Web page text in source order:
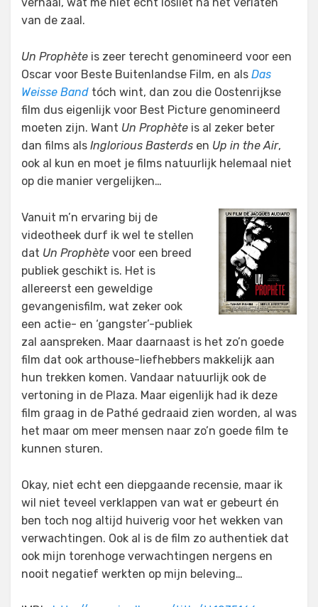
van de zaal.
Un Prophète is zeer terecht genomineerd voor een
Oscar voor Beste Buitenlandse Film, en als Das
Weisse Band tóch wint, dan zou die Oostenrijkse
film dus eigenlijk voor Best Picture genomineerd
moeten zijn. Want Un Prophète is al zeker beter
dan films als Inglorious Basterds en Up in the Air,
ook al kun en moet je films natuurlijk helemaal niet
op die manier vergelijken…
Vanuit m’n ervaring bij de
videotheek durf ik wel te stellen
dat Un Prophète voor een breed
publiek geschikt is. Het is
allereerst een geweldige
gevangenisfilm, wat zeker ook
een actie- en ‘gangster’-publiek
zal aanspreken. Maar daarnaast is het zo’n goede
film dat ook arthouse-liefhebbers makkelijk aan
hun trekken komen. Vandaar natuurlijk ook de
vertoning in de Plaza. Maar eigenlijk had ik deze
film graag in de Pathé gedraaid zien worden, al was
het maar om meer mensen naar zo’n goede film te
kunnen sturen.
Okay, niet echt een diepgaande recensie, maar ik
wil niet teveel verklappen van wat er gebeurt én
ben toch nog altijd huiverig voor het wekken van
verwachtingen. Ook al is de film zo authentiek dat
ook mijn torenhoge verwachtingen nergens en
nooit negatief werkten op mijn beleving…